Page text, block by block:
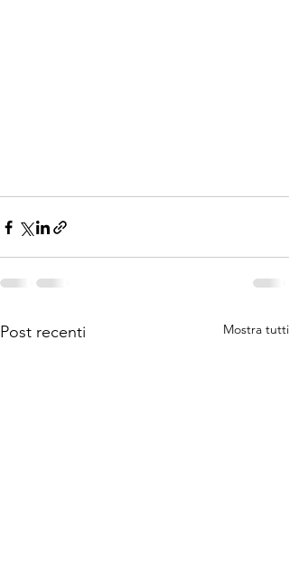
Post recenti Mostra tutti